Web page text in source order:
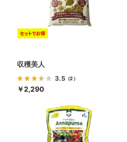
収穫美人
3.5（2）
￥2,290